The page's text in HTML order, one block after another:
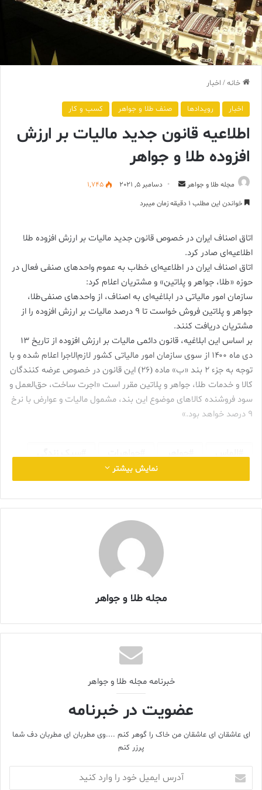
خانه/ اخبار
اخبار رویدادها صنف طلا و جواهر کسب و کار
اطلاعیه قانون جدید مالیات بر ارزش
افزوده طلا و جواهر
مجله طلا و جواهر
ارسال دسامبر 5, 2021
1,745
خواندن این مطلب 1 دقیقه زمان میبرد
اتاق اصناف ایران در خصوص قانون جدید مالیات بر ارزش افزوده طلا
اطلاعیه‌ای صادر کرد.
اتاق اصناف ایران در اطلاعیه‌ای خطاب به عموم واحد‌های صنفی فعال در
حوزه «طلا، جواهر و پلاتین» و مشتریان اعلام کرد:
سازمان امور مالیاتی در ابلاغیه‌ای به اصناف، از واحد‌های صنفی‌طلا،
جواهر و پلاتین فروش خواست تا ۹ درصد مالیات بر ارزش افزوده را از
مشتریان دریافت کنند.
بر اساس این ابلاغیه، قانون دائمی مالیات بر ارزش افزوده از تاریخ ۱۳
دی ماه ۱۴۰۰ از سوی سازمان امور مالیاتی کشور لازم‌الاجرا اعلام شده و با
توجه به جزء ۲ بند «ب» ماده (۲۶) این قانون در خصوص عرضه کنندگان
کالا و خدمات طلا، جواهر و پلاتین مقرر است «اجرت ساخت، حق‌العمل و
سود فروشنده کالا‌های موضوع این بند، مشمول مالیات و عوارض با نرخ
۹ درصد خواهد بود.»
طلا
طلاوجواهر
قیمت طلا
نمایش بیشتر
مجله طلا و جواهر
خبرنامه مجله طلا و جواهر
عضویت در خبرنامه
ای عاشقان ای عاشقان من خاک را گوهر کنم ....وی مطربان ای مطربان دف شما
پرزر کنم
ایمیل